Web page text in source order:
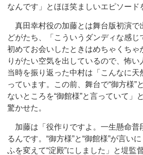
なんです」とほほ笑ましいエピソード
真田幸村役の加藤とは舞台版初演で
どがたち、「こういうダンディな感じ
初めてお会いしたときはめちゃくちゃ
りがたい空気を出しているので、怖い
当時を振り返った中村は「こんなに天
っています。この前、舞台で“御方様”
ないところを“御館様”と言っていて」
驚かせた。
加藤は「役作りですよ。一生懸命普
るんです。“御方様”と“御館様”が言い
ふを変えて“淀殿”にしました」と堤監